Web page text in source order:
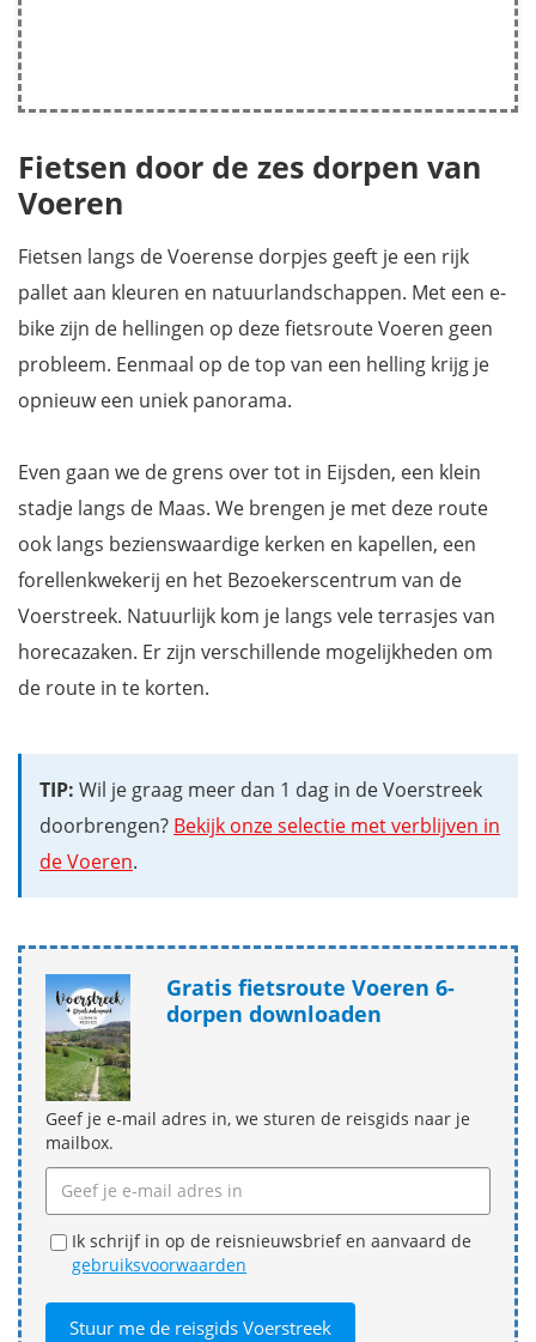
Fietsen door de zes dorpen van
Voeren
Fietsen langs de Voerense dorpjes geeft je een rijk
pallet aan kleuren en natuurlandschappen. Met een e-
bike zijn de hellingen op deze fietsroute Voeren geen
probleem. Eenmaal op de top van een helling krijg je
opnieuw een uniek panorama.
Even gaan we de grens over tot in Eijsden, een klein
stadje langs de Maas. We brengen je met deze route
ook langs bezienswaardige kerken en kapellen, een
forellenkwekerij en het Bezoekerscentrum van de
Voerstreek. Natuurlijk kom je langs vele terrasjes van
horecazaken. Er zijn verschillende mogelijkheden om
de route in te korten.
TIP: Wil je graag meer dan 1 dag in de Voerstreek
doorbrengen? Bekijk onze selectie met verblijven in
de Voeren.
Gratis fietsroute Voeren 6-
dorpen downloaden
Geef je e-mail adres in, we sturen de reisgids naar je
mailbox.
Ik schrijf in op de reisnieuwsbrief en aanvaard de
gebruiksvoorwaarden